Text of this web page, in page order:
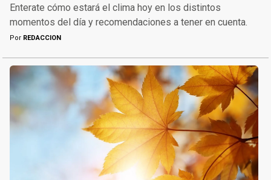
Enterate cómo estará el clima hoy en los distintos
momentos del día y recomendaciones a tener en cuenta.
Por REDACCION